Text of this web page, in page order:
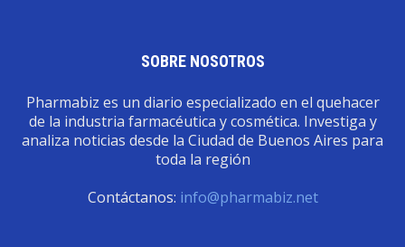
SOBRE NOSOTROS
Pharmabiz es un diario especializado en el quehacer
de la industria farmacéutica y cosmética. Investiga y
analiza noticias desde la Ciudad de Buenos Aires para
toda la región
Contáctanos: info@pharmabiz.net